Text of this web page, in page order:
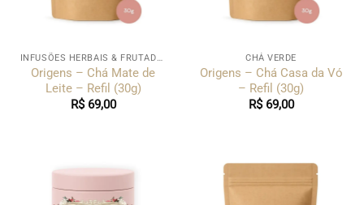
INFUSÕES HERBAIS & FRUTADAS
Origens – Chá Mate de
Leite – Refil (30g)
R$69,00
CHÁ VERDE
Origens – Chá Casa da Vó
– Refil (30g)
R$69,00